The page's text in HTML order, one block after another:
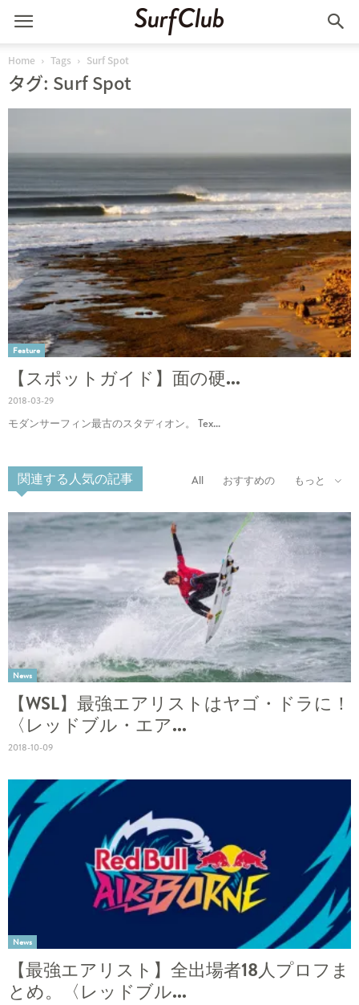
Home Tags Surf Spot
タグ: Surf Spot
Feature
【スポットガイド】面の硬...
2018-03-29
モダンサーフィン最古のスタディオン。 Tex...
関連する人気の記事 All おすすめの もっと
News
【WSL】最強エアリストはヤゴ・ドラに！
〈レッドブル・エア...
2018-10-09
News
【最強エアリスト】全出場者18人プロフま
とめ。〈レッドブル...